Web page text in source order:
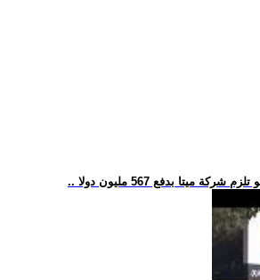
ميتا بدفع 567 مليون دولا